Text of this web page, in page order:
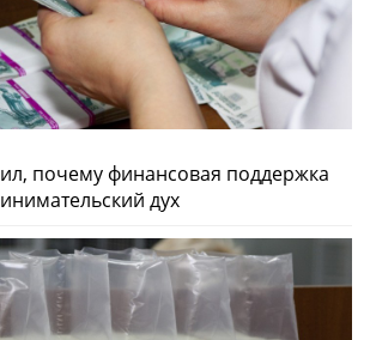
почему финансовая поддержка
дух